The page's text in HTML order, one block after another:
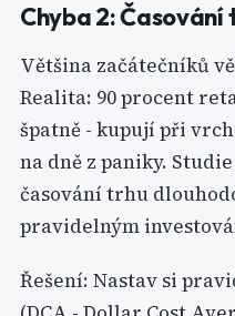
Chyba 2: Časování
Většina začátečníků
Realita: 90 procent
špatně - kupují při
na dně z paniky.
časování trhu
pravidelným
Řešení: Nastav si